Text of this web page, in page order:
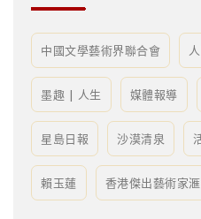
中國文學藝術界聯合會
墨趣 | 人生 媒體報導
星島日報 沙漠清泉
賴玉蓮 香港傑出藝術家